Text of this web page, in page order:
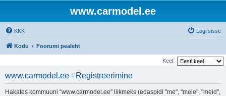
www.carmodel.ee
KKK Logi sisse
Kodu Foorumi pealeht
Keel:
www.carmodel.ee - Registreerimine
Hakates kommuuni “www.carmodel.ee” liikmeks (edaspidi "me", "meie", "meid",